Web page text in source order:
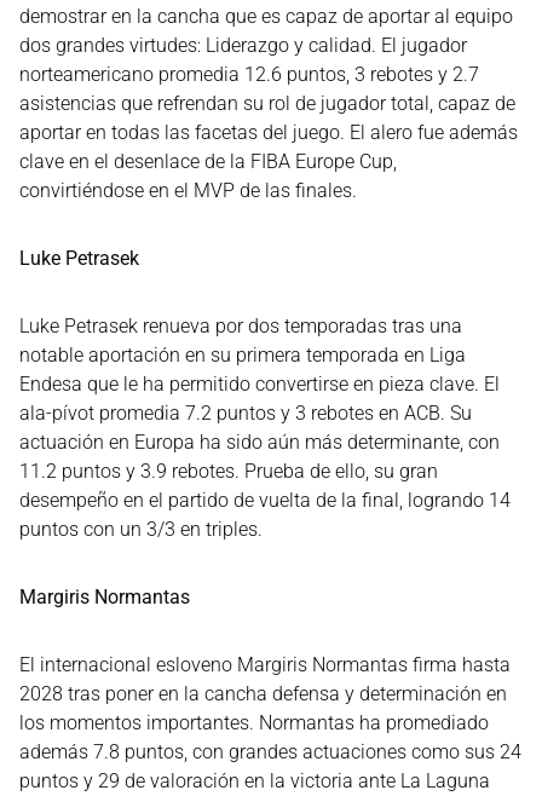
demostrar en la cancha que es capaz de aportar al equipo
dos grandes virtudes: Liderazgo y calidad. El jugador
norteamericano promedia 12.6 puntos, 3 rebotes y 2.7
asistencias que refrendan su rol de jugador total, capaz de
aportar en todas las facetas del juego. El alero fue además
clave en el desenlace de la FIBA Europe Cup,
convirtiéndose en el MVP de las finales.
Luke Petrasek
Luke Petrasek renueva por dos temporadas tras una
notable aportación en su primera temporada en Liga
Endesa que le ha permitido convertirse en pieza clave. El
ala-pívot promedia 7.2 puntos y 3 rebotes en ACB. Su
actuación en Europa ha sido aún más determinante, con
11.2 puntos y 3.9 rebotes. Prueba de ello, su gran
desempeño en el partido de vuelta de la final, logrando 14
puntos con un 3/3 en triples.
Margiris Normantas
El internacional esloveno Margiris Normantas firma hasta
2028 tras poner en la cancha defensa y determinación en
los momentos importantes. Normantas ha promediado
además 7.8 puntos, con grandes actuaciones como sus 24
puntos y 29 de valoración en la victoria ante La Laguna